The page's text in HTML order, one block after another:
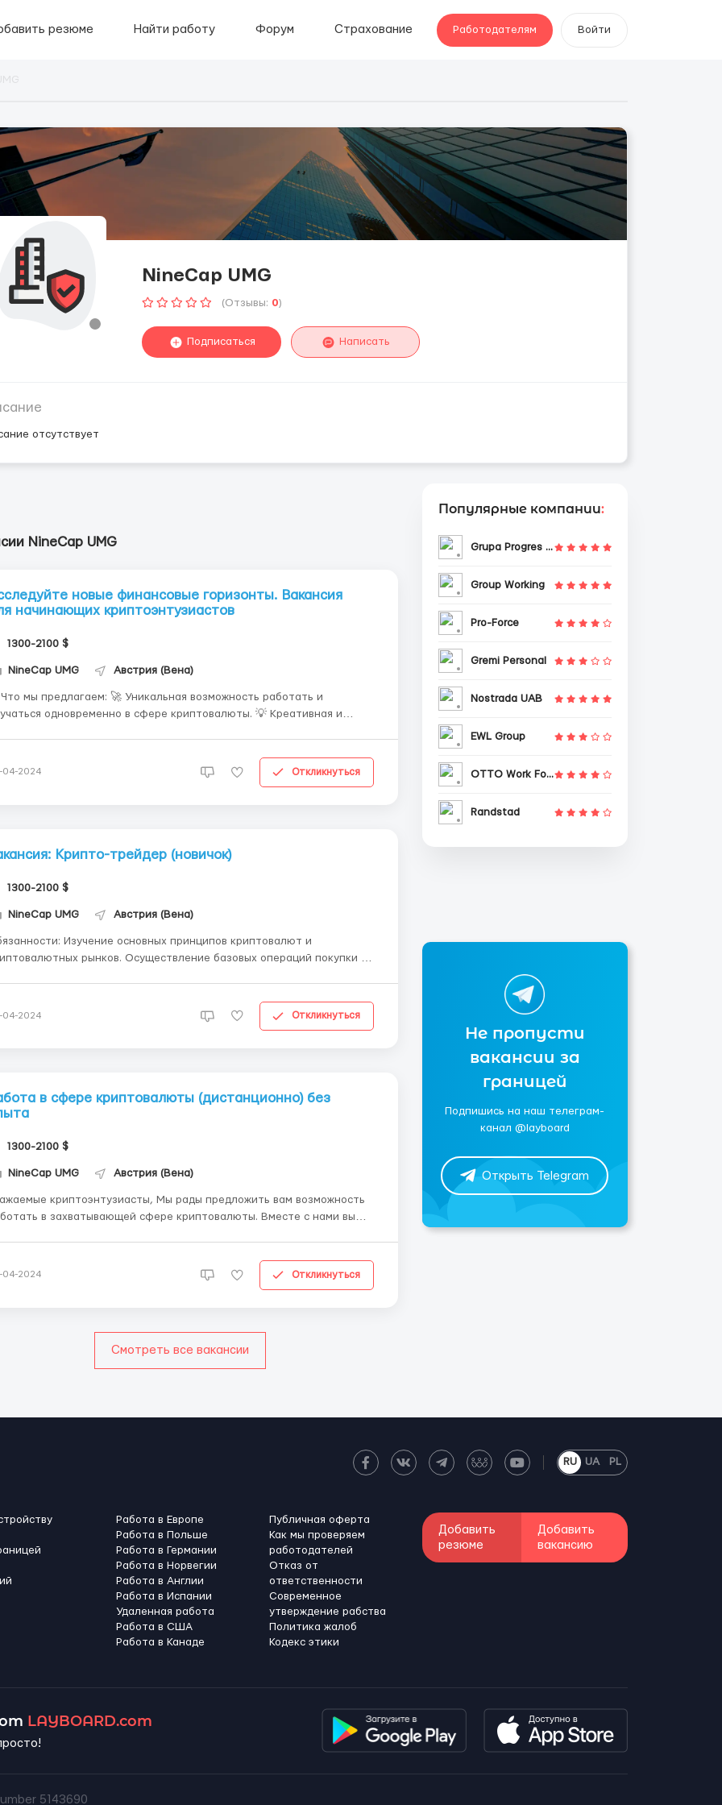
резюме Найти работу Форум Страхование Работодателям Войти
NineCap UMG
(Отзывы: 0)
Подписаться Написать
отсутствует
NineCap UMG
новые финансовые горизонты. Вакансия
начинающих криптоэнтузиастов
1300-2100 $
NineCap UMG Австрия (Вена)
предлагаем: 🚀 Уникальная возможность работать и
одновременно в сфере криптовалюты. 💡 Креативная и
профессионального развития и обучения от ...
04-2024 Откликнуться
Крипто-трейдер (новичок)
1300-2100 $
NineCap UMG Австрия (Вена)
Изучение основных принципов криптовалют и
рынков. Осуществление базовых операций покупки и
04-2024 Откликнуться
в сфере криптовалюты (дистанционно) без
1300-2100 $
NineCap UMG Австрия (Вена)
криптоэнтузиасты, Мы рады предложить вам возможность
в захватывающей сфере криптовалюты. Вместе с нами вы
04-2024 Откликнуться
Смотреть все вакансии
Популярные компании:
Grupa Progres Sp. z o.o.
Group Working
Pro-Force
Gremi Personal
Nostrada UAB
EWL Group
OTTO Work Force
Randstad
Не пропусти
вакансии за
границей
Подпишись на наш телеграм-
канал @layboard
Открыть Telegram
RU UA PL
Работа в Европе
Работа в Польше
Работа в Германии
Работа в Норвегии
Работа в Англии
Работа в Испании
Удаленная работа
Работа в США
Работа в Канадe
Публичная оферта
Как мы проверяем
работодателей
Отказ от
ответственности
Современное
утверждение рабства
Политика жалоб
Кодекс этики
Добавить
резюме
Добавить
вакансию
LAYBOARD.com
5143690